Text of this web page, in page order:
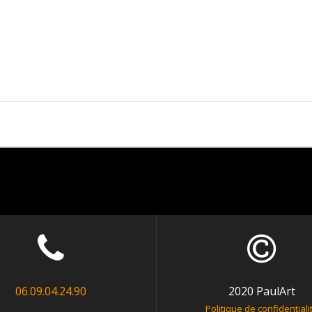
06.09.04.24.90 2020 PaulArt
Politique de